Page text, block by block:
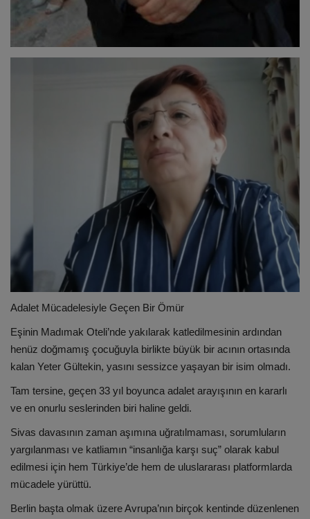
Adalet Mücadelesiyle Geçen Bir Ömür
Eşinin Madımak Oteli’nde yakılarak katledilmesinin ardından
henüz doğmamış çocuğuyla birlikte büyük bir acının ortasında
kalan Yeter Gültekin, yasını sessizce yaşayan bir isim olmadı.
Tam tersine, geçen 33 yıl boyunca adalet arayışının en kararlı
ve en onurlu seslerinden biri haline geldi.
Sivas davasının zaman aşımına uğratılmaması, sorumluların
yargılanması ve katliamın “insanlığa karşı suç” olarak kabul
edilmesi için hem Türkiye’de hem de uluslararası platformlarda
mücadele yürüttü.
Berlin başta olmak üzere Avrupa’nın birçok kentinde düzenlenen